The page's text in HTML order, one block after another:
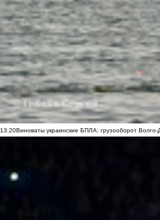
13:20Виноваты украинские БПЛА: грузооборот